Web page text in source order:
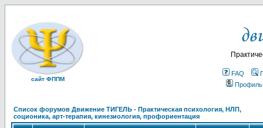
сайт ФППМ
FAQ
Профиль
Список форумов Движение ТИГЕЛЬ - Практическая психология, НЛП,
соционика, арт-терапия, кинезиология, профориентация